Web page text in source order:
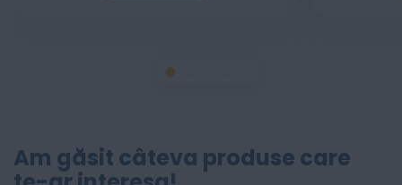
Am găsit câteva produse care